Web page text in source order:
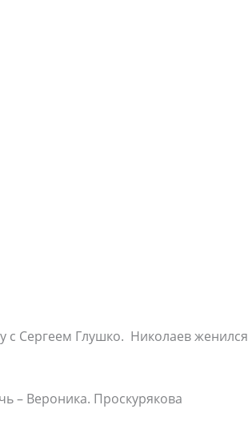
с Сергеем Глушко. Николаев женился
– Вероника. Проскурякова